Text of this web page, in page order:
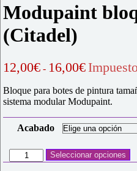
Modupaint
(Citadel)
12,00€ - 16,00€Rango
de
precios:
desde
12,00€
hasta
16,00€
Bloque para botes de pintura
sistema modular Modupaint.
Acabado
Modupaint
bloque
Seleccionar opciones